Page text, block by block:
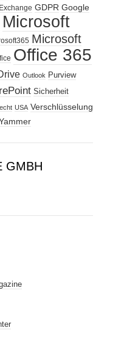
Exchange GDPR Google
Microsoft
Microsoft
Office 365
Outlook Purview
Sicherheit
USA Verschlüsselung
GMBH